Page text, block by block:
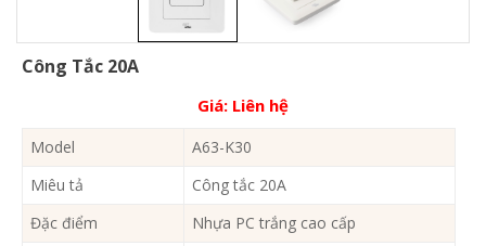
Công Tắc 20A
Giá: Liên hệ
Model
A63-K30
Miêu tả
Công tắc 20A
Đặc điểm
Nhựa PC trắng cao cấp